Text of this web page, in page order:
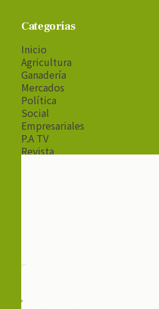
Categorías
Inicio
Agricultura
Ganadería
Mercados
Política
Social
Empresariales
P.A TV
Revista